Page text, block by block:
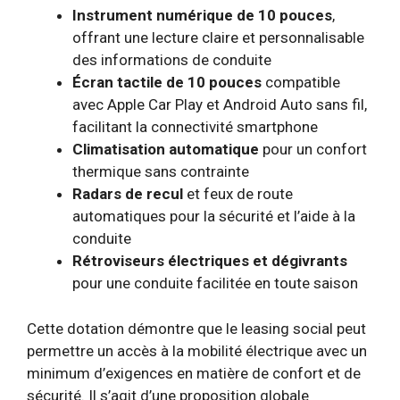
Instrument numérique de 10 pouces,
offrant une lecture claire et personnalisable
des informations de conduite
Écran tactile de 10 pouces compatible
avec Apple Car Play et Android Auto sans fil,
facilitant la connectivité smartphone
Climatisation automatique pour un confort
thermique sans contrainte
Radars de recul et feux de route
automatiques pour la sécurité et l’aide à la
conduite
Rétroviseurs électriques et dégivrants
pour une conduite facilitée en toute saison
Cette dotation démontre que le leasing social peut
permettre un accès à la mobilité électrique avec un
minimum d’exigences en matière de confort et de
sécurité. Il s’agit d’une proposition globale